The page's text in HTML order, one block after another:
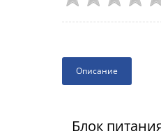
Описание
Блок